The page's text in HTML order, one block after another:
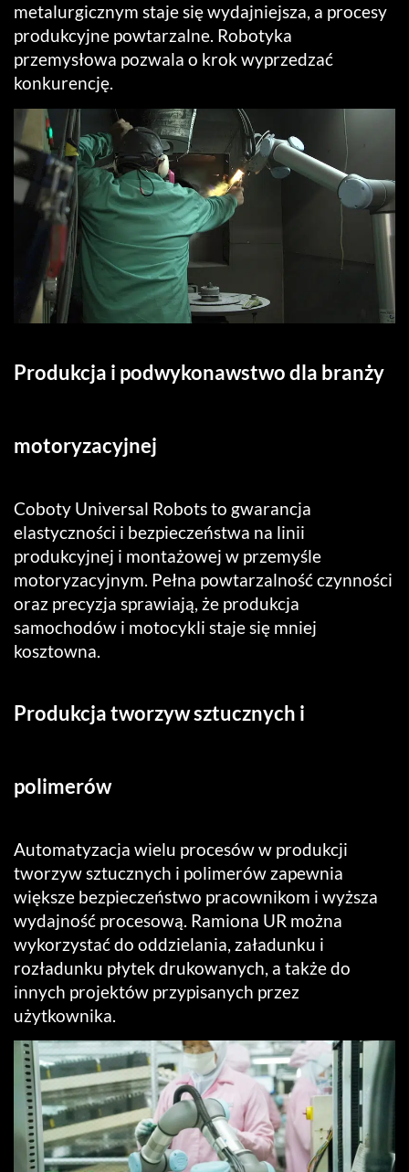
metalurgicznym staje się wydajniejsza, a procesy
produkcyjne powtarzalne. Robotyka
przemysłowa pozwala o krok wyprzedzać
konkurencję.
Produkcja i podwykonawstwo dla branży
motoryzacyjnej
Coboty Universal Robots to gwarancja
elastyczności i bezpieczeństwa na linii
produkcyjnej i montażowej w przemyśle
motoryzacyjnym. Pełna powtarzalność czynności
oraz precyzja sprawiają, że produkcja
samochodów i motocykli staje się mniej
kosztowna.
Produkcja tworzyw sztucznych i
polimerów
Automatyzacja wielu procesów w produkcji
tworzyw sztucznych i polimerów zapewnia
większe bezpieczeństwo pracownikom i wyższa
wydajność procesową. Ramiona UR można
wykorzystać do oddzielania, załadunku i
rozładunku płytek drukowanych, a także do
innych projektów przypisanych przez
użytkownika.